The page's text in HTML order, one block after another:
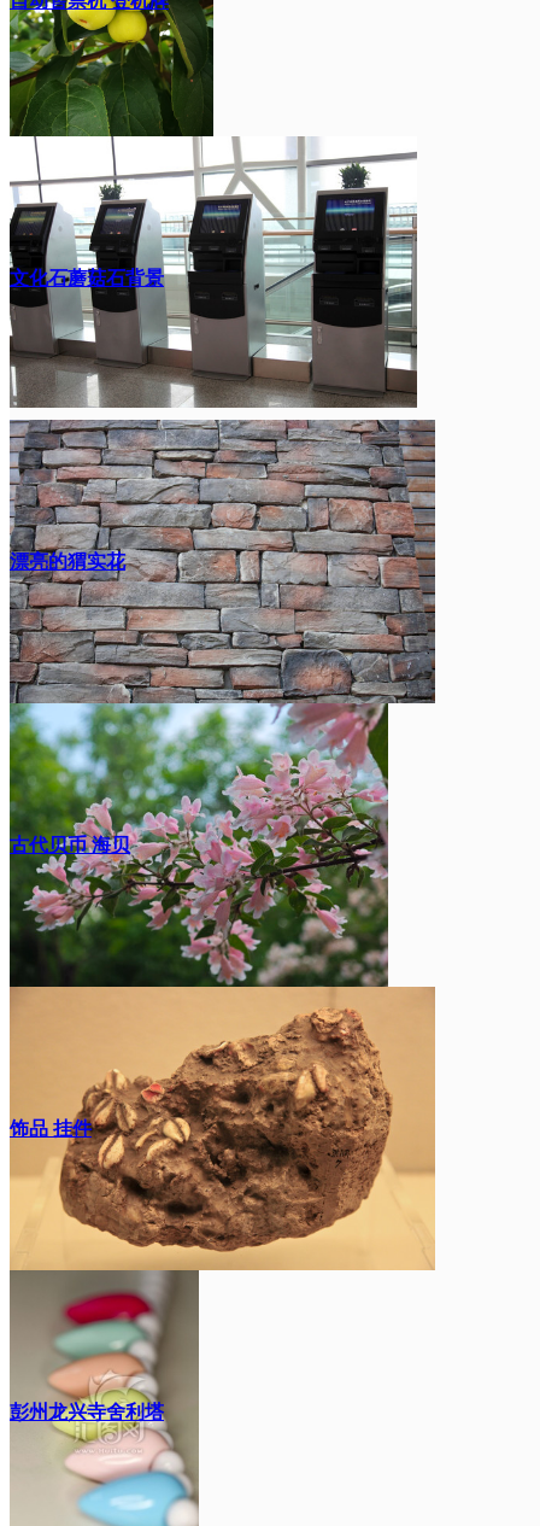
文化石蘑菇石背景
漂亮的猬实花
古代贝币 海贝
饰品 挂件
彭州龙兴寺舍利塔